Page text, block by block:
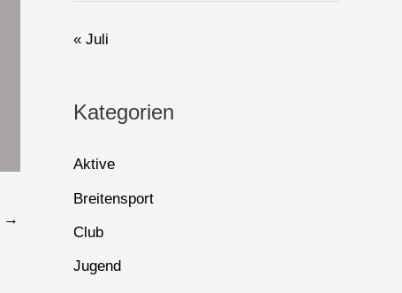
→
« Juli
Kategorien
Aktive
Breitensport
Club
Jugend